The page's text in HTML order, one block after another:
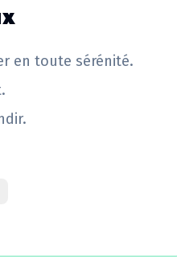
en toute sérénité.